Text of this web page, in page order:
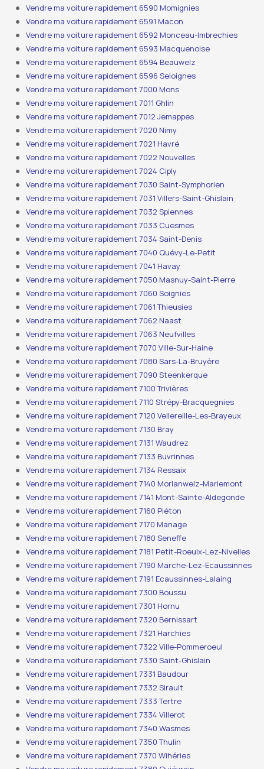
Vendre ma voiture rapidement 6590 Momignies
Vendre ma voiture rapidement 6591 Macon
Vendre ma voiture rapidement 6592 Monceau-Imbrechies
Vendre ma voiture rapidement 6593 Macquenoise
Vendre ma voiture rapidement 6594 Beauwelz
Vendre ma voiture rapidement 6596 Seloignes
Vendre ma voiture rapidement 7000 Mons
Vendre ma voiture rapidement 7011 Ghlin
Vendre ma voiture rapidement 7012 Jemappes
Vendre ma voiture rapidement 7020 Nimy
Vendre ma voiture rapidement 7021 Havré
Vendre ma voiture rapidement 7022 Nouvelles
Vendre ma voiture rapidement 7024 Ciply
Vendre ma voiture rapidement 7030 Saint-Symphorien
Vendre ma voiture rapidement 7031 Villers-Saint-Ghislain
Vendre ma voiture rapidement 7032 Spiennes
Vendre ma voiture rapidement 7033 Cuesmes
Vendre ma voiture rapidement 7034 Saint-Denis
Vendre ma voiture rapidement 7040 Quévy-Le-Petit
Vendre ma voiture rapidement 7041 Havay
Vendre ma voiture rapidement 7050 Masnuy-Saint-Pierre
Vendre ma voiture rapidement 7060 Soignies
Vendre ma voiture rapidement 7061 Thieusies
Vendre ma voiture rapidement 7062 Naast
Vendre ma voiture rapidement 7063 Neufvilles
Vendre ma voiture rapidement 7070 Ville-Sur-Haine
Vendre ma voiture rapidement 7080 Sars-La-Bruyère
Vendre ma voiture rapidement 7090 Steenkerque
Vendre ma voiture rapidement 7100 Trivières
Vendre ma voiture rapidement 7110 Strépy-Bracquegnies
Vendre ma voiture rapidement 7120 Vellereille-Les-Brayeux
Vendre ma voiture rapidement 7130 Bray
Vendre ma voiture rapidement 7131 Waudrez
Vendre ma voiture rapidement 7133 Buvrinnes
Vendre ma voiture rapidement 7134 Ressaix
Vendre ma voiture rapidement 7140 Morlanwelz-Mariemont
Vendre ma voiture rapidement 7141 Mont-Sainte-Aldegonde
Vendre ma voiture rapidement 7160 Piéton
Vendre ma voiture rapidement 7170 Manage
Vendre ma voiture rapidement 7180 Seneffe
Vendre ma voiture rapidement 7181 Petit-Roeulx-Lez-Nivelles
Vendre ma voiture rapidement 7190 Marche-Lez-Ecaussinnes
Vendre ma voiture rapidement 7191 Ecaussinnes-Lalaing
Vendre ma voiture rapidement 7300 Boussu
Vendre ma voiture rapidement 7301 Hornu
Vendre ma voiture rapidement 7320 Bernissart
Vendre ma voiture rapidement 7321 Harchies
Vendre ma voiture rapidement 7322 Ville-Pommeroeul
Vendre ma voiture rapidement 7330 Saint-Ghislain
Vendre ma voiture rapidement 7331 Baudour
Vendre ma voiture rapidement 7332 Sirault
Vendre ma voiture rapidement 7333 Tertre
Vendre ma voiture rapidement 7334 Villerot
Vendre ma voiture rapidement 7340 Wasmes
Vendre ma voiture rapidement 7350 Thulin
Vendre ma voiture rapidement 7370 Wihéries